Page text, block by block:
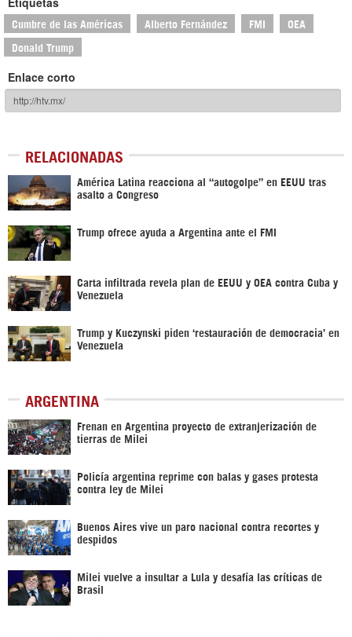
Cumbre de las Américas Alberto Fernández FMI OEA
Donald Trump
Enlace corto
RELACIONADAS
América Latina reacciona al “autogolpe” en EEUU tras
asalto a Congreso
Trump ofrece ayuda a Argentina ante el FMI
Carta infiltrada revela plan de EEUU y OEA contra Cuba y
Venezuela
Trump y Kuczynski piden ‘restauración de democracia’ en
Venezuela
ARGENTINA
Frenan en Argentina proyecto de extranjerización de
tierras de Milei
Policía argentina reprime con balas y gases protesta
contra ley de Milei
Buenos Aires vive un paro nacional contra recortes y
despidos
Milei vuelve a insultar a Lula y desafía las críticas de
Brasil